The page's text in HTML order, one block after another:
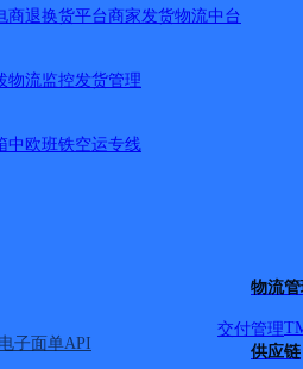
商退换货平台商家发货物流中台
物流监控发货管理
中欧班铁空运专线
电子面单API
物流
交付管理
供应链